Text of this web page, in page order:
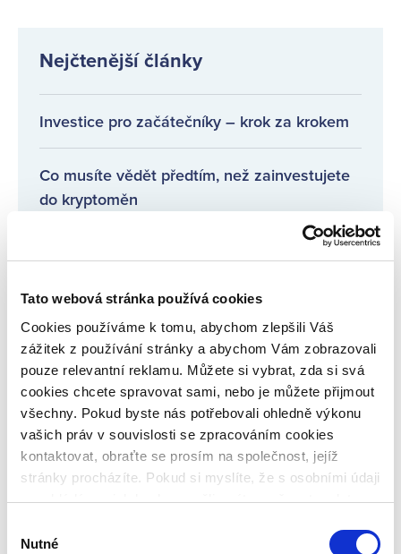
Tato webová stránka používá cookies
Cookies používáme k tomu, abychom zlepšili Váš
zážitek z používání stránky a abychom Vám zobrazovali
pouze relevantní reklamu. Můžete si vybrat, zda si svá
cookies chcete spravovat sami, nebo je můžete přijmout
všechny. Pokud byste nás potřebovali ohledně výkonu
vašich práv v souvislosti se zpracováním cookies
kontaktovat, obraťte se prosím na společnost, jejíž
stránky procházíte. Pokud si myslíte, že s osobními údaji
nenakládáme, jak bychom měli, máte možnost podat
však rádi, pokud se nejdříve obrátíte přímo na nás a
souhlasu
Nutné
Nejčtenější články
Investice pro začátečníky – krok za krokem
Co musíte vědět předtím, než zainvestujete
do kryptoměn
Investice do spravedlnosti na Bondsteru
Pravidelné informace o poskytovatelích
úvěrů
Co je inflace, jaké jsou druhy a jaká bude
meziroční inflace?
VŠECHNY ČLÁNKY